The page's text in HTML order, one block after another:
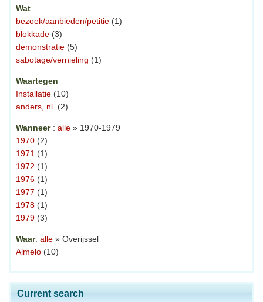
Wat
bezoek/aanbieden/petitie (1)
blokkade (3)
demonstratie (5)
sabotage/vernieling (1)
Waartegen
Installatie (10)
anders, nl. (2)
Wanneer : alle » 1970-1979
1970 (2)
1971 (1)
1972 (1)
1976 (1)
1977 (1)
1978 (1)
1979 (3)
Waar: alle » Overijssel
Almelo (10)
Current search